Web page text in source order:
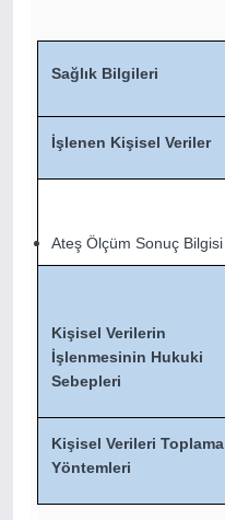
Sağlık Bilgileri
İşlenen Kişisel Veriler
Ateş Ölçüm Sonuç Bilgisi
Kişisel Verilerin
İşlenmesinin Hukuki
Sebepleri
Kişisel Verileri Toplama
Yöntemleri